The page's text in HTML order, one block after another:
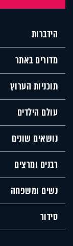
הידברות
מדורים באתר
תוכניות הערוץ
עולם הילדים
נושאים שונים
רבנים ומרצים
נשים ומשפחה
סידור